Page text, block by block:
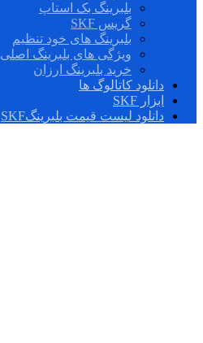
بلبرینگ بک استاپ
گریس SKF
بلبرینگ های خود تنظیم
ویژگی های بلبرینگ اصلی
خرید بلبرینگ ارزان
دانلود کاتالوگ ها
ابزار SKF
دانلود لیست قیمت بلبرینگSKF